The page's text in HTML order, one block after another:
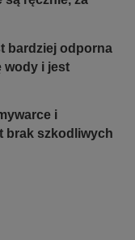
bardziej odporna
wody i jest
i
brak szkodliwych